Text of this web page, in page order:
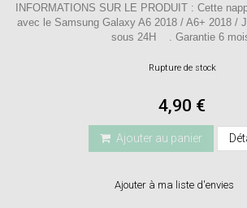
INFORMATIONS SUR LE PRODUIT : Cette
avec le Samsung Galaxy A6 2018 / A6+ 2018
sous 24H . Garantie 6
Rupture de stock
4,90 €
Ajouter au panier
Ajouter à ma liste d'envies